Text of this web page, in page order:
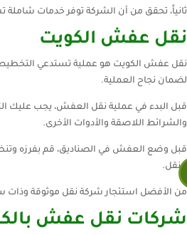
ثانياً، تحقق من أن الشركة توفر خدمات شاملة
نقل عفش الكويت
نقل عفش الكويت هو عملية تستدعي التخطيط
لضمان نجاح العملية.
قبل البدء في عملية نقل العفش، يجب عليك
والشرائط اللاصقة والأدوات الأخرى.
قبل وضع العفش في الصناديق، قم بفرزه
النقل.
من الأفضل استئجار شركة نقل موثوقة وذات
شركات نقل عفش